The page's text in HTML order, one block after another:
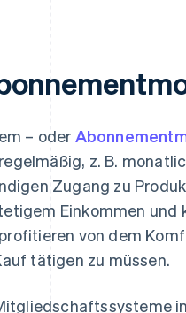
– oder
z. B.
Zugang zu
Einkommen und
von dem
tätigen zu müssen.